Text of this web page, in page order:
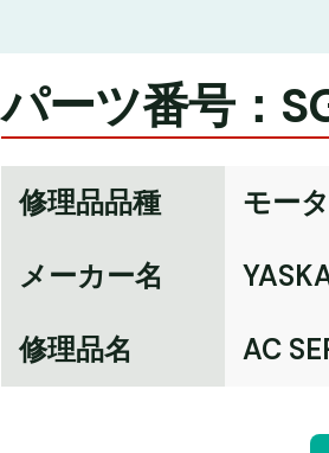
パーツ番号：
修理品品種
モー
メーカー名
修理品名
AC